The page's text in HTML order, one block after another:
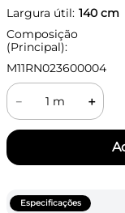
Largura útil: 140 cm
Composição
(Principal):
M11RN023600004
＋
－
Especificações